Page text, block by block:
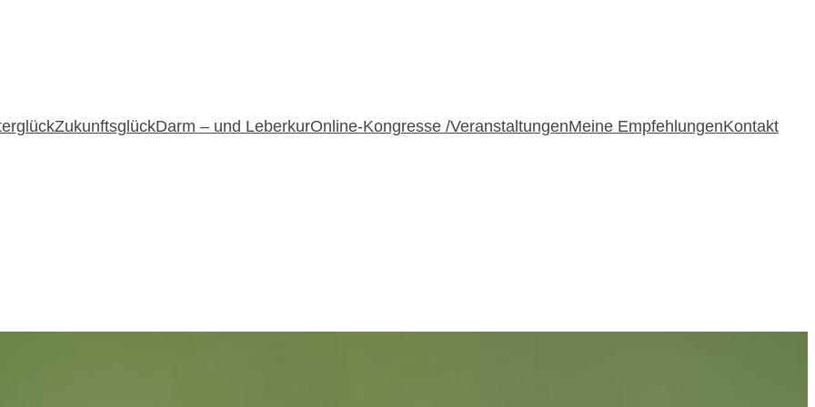
ZukunftsglückDarm – und LeberkurOnline-Kongresse /VeranstaltungenMeine EmpfehlungenKontakt